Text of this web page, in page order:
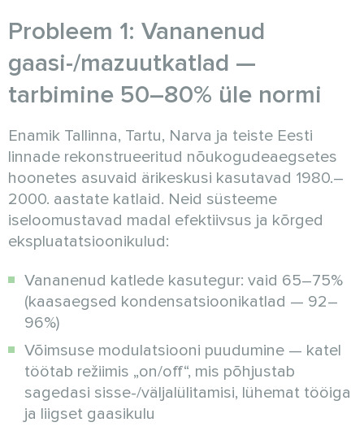
Probleem 1: Vananenud
gaasi-/mazuutkatlad —
tarbimine 50–80% üle normi
Enamik Tallinna, Tartu, Narva ja teiste Eesti
linnade rekonstrueeritud nõukogudeaegsetes
hoonetes asuvaid ärikeskusi kasutavad 1980.–
2000. aastate katlaid. Neid süsteeme
iseloomustavad madal efektiivsus ja kõrged
ekspluatatsioonikulud:
Vananenud katlede kasutegur: vaid 65–75%
(kaasaegsed kondensatsioonikatlad — 92–
96%)
Võimsuse modulatsiooni puudumine — katel
töötab režiimis „on/off“, mis põhjustab
sagedasi sisse-/väljalülitamisi, lühemat tööiga
ja liigset gaasikulu